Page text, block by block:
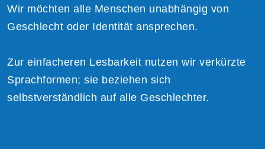
Wir möchten alle Menschen unabhängig von
Geschlecht oder Identität ansprechen.
Zur einfacheren Lesbarkeit nutzen wir verkürzte
Sprachformen; sie beziehen sich
selbstverständlich auf alle Geschlechter.